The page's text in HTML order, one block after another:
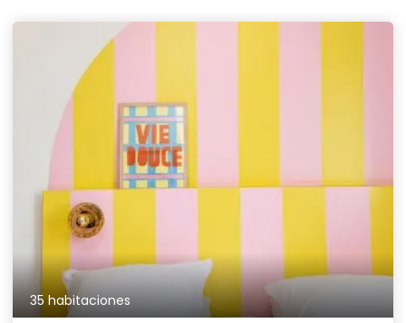
35 habitaciones